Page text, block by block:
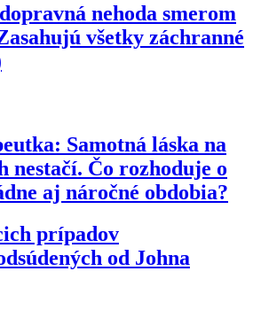
nehoda smerom
všetky záchranné
Samotná láska na
Čo rozhoduje o
aj náročné obdobia?
prípadov
od Johna